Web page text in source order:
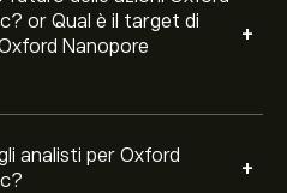
or Qual è il target di
Nanopore
+
analisti per Oxford
+